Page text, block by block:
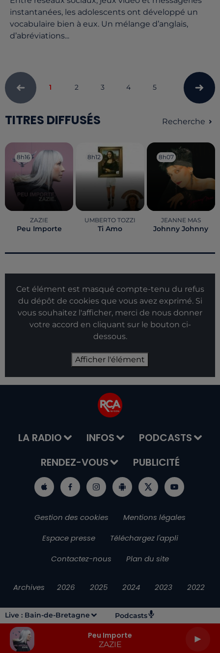
Live : Bain-de-Bretagne Podcasts
Peu Importe
ZAZIE
instantanées, les adolescents ont développé un
vocabulaire bien à eux. Un mélange d’anglais,
d’abréviations...
1 2 3 4 5
TITRES DIFFUSÉS Recherche
8h16
8h16
ZAZIE
Peu Importe
8h12
8h12
UMBERTO TOZZI
Ti Amo
8h07
8h07
JEANNE MAS
Johnny Johnny
Cet élément est masqué compte-tenu du refus
du dépôt de cookies que vous avez exprimé. Si
vous souhaitez l'afficher, merci de nous donner
votre accord en cliquant sur le bouton ci-
dessous.
Afficher l'élément
LA RADIO INFOS
PODCASTS
RENDEZ-VOUS
PUBLICITÉ
Gestion des cookies
Mentions légales
Espace presse
Téléchargez l'appli
Contactez-nous
Plan du site
Archives 2026 2025 2024 2023 2022